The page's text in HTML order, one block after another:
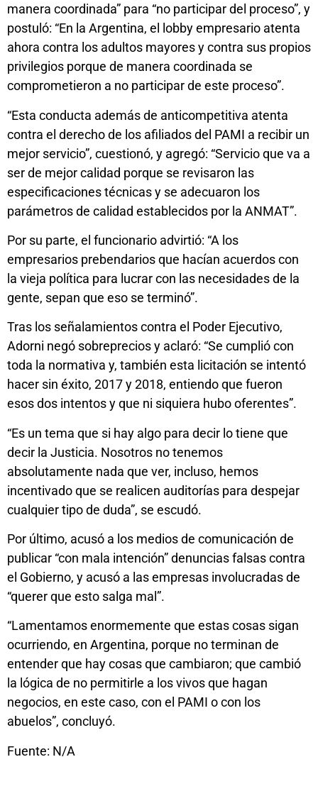
manera coordinada” para “no participar del proceso”, y
postuló: “En la Argentina, el lobby empresario atenta
ahora contra los adultos mayores y contra sus propios
privilegios porque de manera coordinada se
comprometieron a no participar de este proceso”.
“Esta conducta además de anticompetitiva atenta
contra el derecho de los afiliados del PAMI a recibir un
mejor servicio”, cuestionó, y agregó: “Servicio que va a
ser de mejor calidad porque se revisaron las
especificaciones técnicas y se adecuaron los
parámetros de calidad establecidos por la ANMAT”.
Por su parte, el funcionario advirtió: “A los
empresarios prebendarios que hacían acuerdos con
la vieja política para lucrar con las necesidades de la
gente, sepan que eso se terminó”.
Tras los señalamientos contra el Poder Ejecutivo,
Adorni negó sobreprecios y aclaró: “Se cumplió con
toda la normativa y, también esta licitación se intentó
hacer sin éxito, 2017 y 2018, entiendo que fueron
esos dos intentos y que ni siquiera hubo oferentes”.
“Es un tema que si hay algo para decir lo tiene que
decir la Justicia. Nosotros no tenemos
absolutamente nada que ver, incluso, hemos
incentivado que se realicen auditorías para despejar
cualquier tipo de duda”, se escudó.
Por último, acusó a los medios de comunicación de
publicar “con mala intención” denuncias falsas contra
el Gobierno, y acusó a las empresas involucradas de
“querer que esto salga mal”.
“Lamentamos enormemente que estas cosas sigan
ocurriendo, en Argentina, porque no terminan de
entender que hay cosas que cambiaron; que cambió
la lógica de no permitirle a los vivos que hagan
negocios, en este caso, con el PAMI o con los
abuelos”, concluyó.
Fuente: N/A